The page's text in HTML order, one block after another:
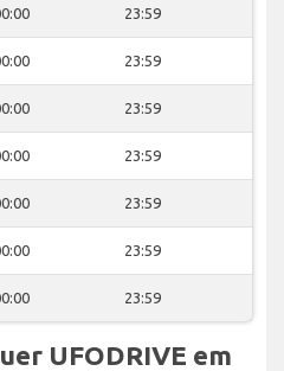
23:59
23:59
23:59
23:59
23:59
23:59
23:59
UFODRIVE em